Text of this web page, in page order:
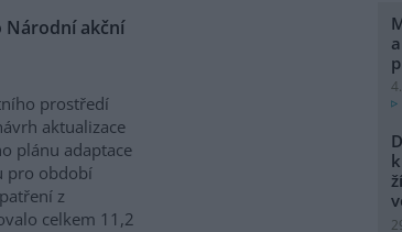
akční
prostředí
aktualizace
plánu adaptace
pro období
z
celkem 11,2